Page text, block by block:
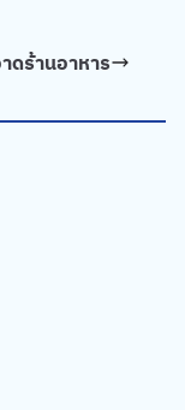
ดร้านอาหาร